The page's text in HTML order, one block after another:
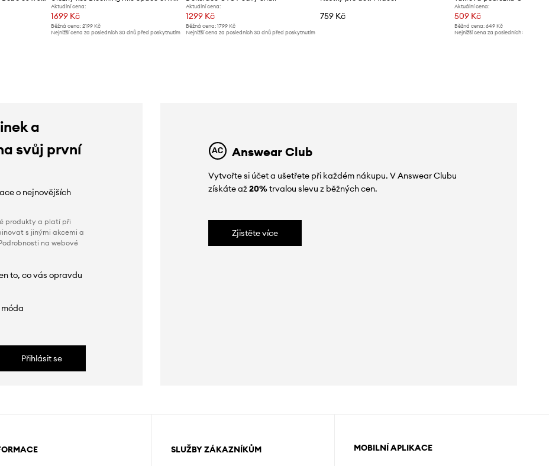
Aktuální cena:
1699 Kč
Běžná cena: 2199 Kč
Nejnižší cena za posledních 30 dnů před poskytnutím
Aktuální cena:
1299 Kč
Běžná cena: 1799 Kč
Nejnižší cena za posledních 30 dnů před poskytnutím
759 Kč
Aktuální cena:
509 Kč
Běžná cena: 649 Kč
Nejnižší cena za posledních 30 dnů
a
svůj první
o nejnovějších
produkty a platí při
s jinými akcemi a
na webové
to, co vás opravdu
Přihlásit se
Answear Club
Vytvořte si účet a ušetřete při každém nákupu. V Answear Clubu
získáte až20%trvalou slevu z běžných cen.
Zjistěte více
SLUŽBY ZÁKAZNÍKŮM MOBILNÍ APLIKACE